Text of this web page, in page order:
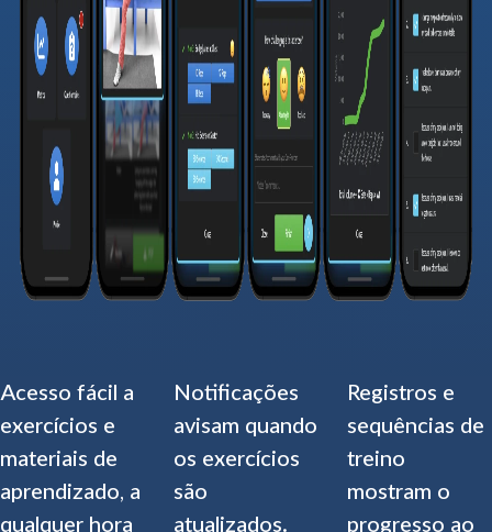
Acesso fácil a
exercícios e
materiais de
aprendizado, a
qualquer hora
Notificações
avisam quando
os exercícios
são
atualizados.
Registros e
sequências de
treino
mostram o
progresso ao